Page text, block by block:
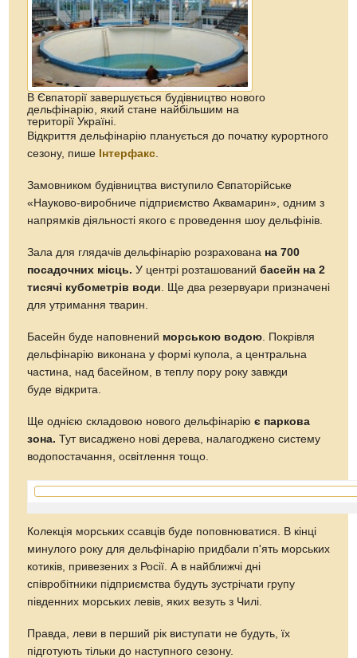
В Євпаторії завершується будівництво нового
дельфінарію, який стане найбільшим на
території Україні.
Відкриття дельфінарію планується до початку курортного
сезону, пише Інтерфакс
Замовником будівництва виступило Євпаторійське
«Науково-виробниче підприємство Аквамарин», одним з
напрямків діяльності якого є проведення шоу дельфінів.
Зала для глядачів дельфінарію розрахована на 700
посадочних місць. У центрі розташованийбасейн на 2
тисячі кубометрів води . Ще два резервуари призначені
для утримання тварин.
Басейн буде наповнений морською водою . Покрівля
дельфінарію виконана у формі купола, а центральна
частина, над басейном, в теплу пору року завжди
буде відкрита.
Ще однією складовою нового дельфінаріює паркова
зона. Тут висаджено нові дерева, налагоджено систему
водопостачання, освітлення тощо.
Колекція морських ссавців буде поповнюватися. В кінці
минулого року для дельфінарію придбали п'ять морських
котиків, привезених з Росії. А в найближчі дні
співробітники підприємства будуть зустрічати групу
південних морських левів, яких везуть з Чилі.
Правда, леви в перший рік виступати не будуть, їх
підготують тільки до наступного сезону.